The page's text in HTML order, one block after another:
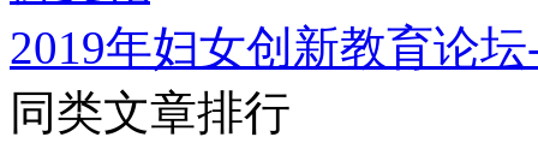
2019年妇女创新教育论
同类文章排行